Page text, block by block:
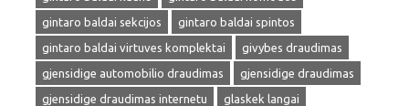
gintaro baldai sekcijos
gintaro baldai spintos
gintaro baldai virtuves komplektai
givybes draudimas
gjensidige automobilio draudimas
gjensidige draudimas
gjensidige draudimas internetu
glaskek langai